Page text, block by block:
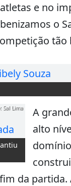
e no
o
tão
Sal Lima
A
alto
da